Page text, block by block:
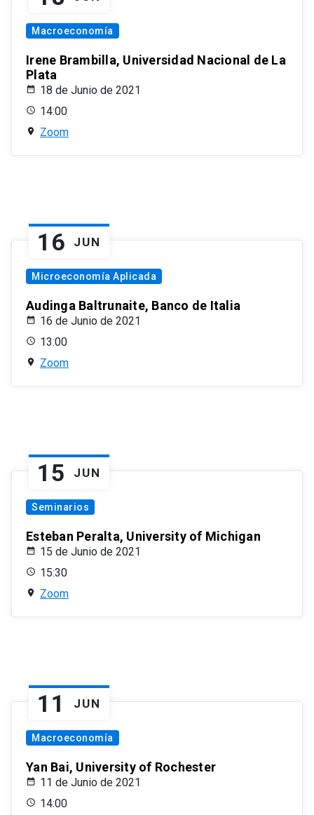
Macroeconomía
Irene Brambilla, Universidad Nacional de La
Plata
18 de Junio de 2021
14:00
Zoom
16 JUN
Microeconomía Aplicada
Audinga Baltrunaite, Banco de Italia
16 de Junio de 2021
13:00
Zoom
15 JUN
Seminarios
Esteban Peralta, University of Michigan
15 de Junio de 2021
15:30
Zoom
11 JUN
Macroeconomía
Yan Bai, University of Rochester
11 de Junio de 2021
14:00